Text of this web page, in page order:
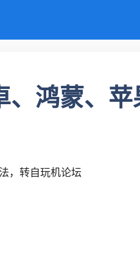
鸿蒙、
，转自玩机论坛